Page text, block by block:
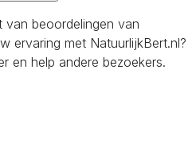
van beoordelingen van
ervaring met NatuurlijkBert.nl?
en help andere bezoekers.